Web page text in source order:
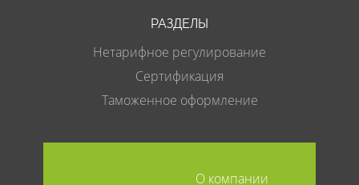
РАЗДЕЛЫ
Нетарифное регулирование
Сертификация
Таможенное оформление
О компании